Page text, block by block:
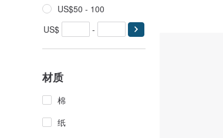
US$50 - 100
US$
-
材质
棉
纸